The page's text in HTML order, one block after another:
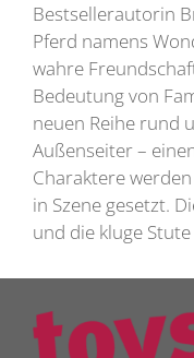
Bestsellerautorin
Pferd namens
wahre
Bedeutung von
neuen Reihe rund
Außenseiter –
Charaktere
in Szene gesetzt.
und die kluge